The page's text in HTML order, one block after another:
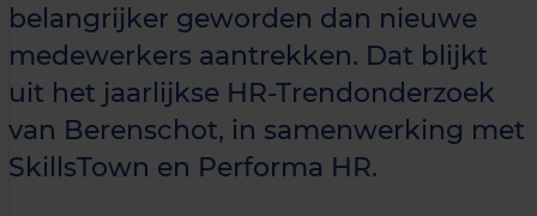
belangrijker geworden dan nieuwe
medewerkers aantrekken. Dat blijkt
uit het jaarlijkse HR-Trendonderzoek
van Berenschot, in samenwerking met
SkillsTown en Performa HR.